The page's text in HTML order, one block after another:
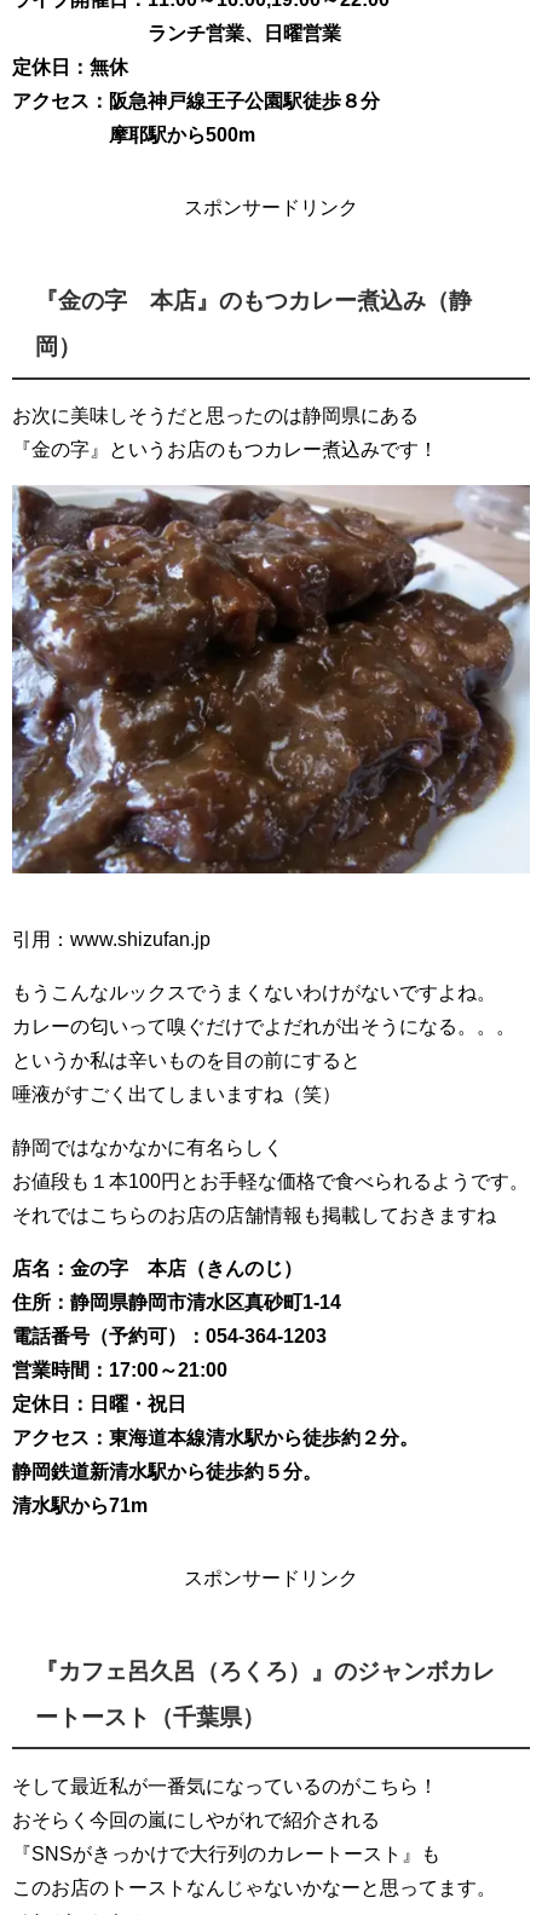
ランチ営業、日曜営業
定休日：無休
アクセス：阪急神戸線王子公園駅徒歩８分
摩耶駅から500m
スポンサードリンク
『金の字 本店』のもつカレー煮込み（静
岡）
お次に美味しそうだと思ったのは静岡県にある
『金の字』というお店のもつカレー煮込みです！
引用：www.shizufan.jp
もうこんなルックスでうまくないわけがないですよね。
カレーの匂いって嗅ぐだけでよだれが出そうになる。。。
というか私は辛いものを目の前にすると
唾液がすごく出てしまいますね（笑）
静岡ではなかなかに有名らしく
お値段も１本100円とお手軽な価格で食べられるようです。
それではこちらのお店の店舗情報も掲載しておきますね
店名：金の字 本店（きんのじ）
住所：静岡県静岡市清水区真砂町1-14
電話番号（予約可）： 054-364-1203
営業時間：17:00～21:00
定休日：日曜・祝日
アクセス：東海道本線清水駅から徒歩約２分。
静岡鉄道新清水駅から徒歩約５分。
清水駅から71m
スポンサードリンク
『カフェ呂久呂（ろくろ）』のジャンボカレ
ートースト（千葉県）
そして最近私が一番気になっているのがこちら！
おそらく今回の嵐にしやがれで紹介される
『SNSがきっかけで大行列のカレートースト』も
このお店のトーストなんじゃないかなーと思ってます。